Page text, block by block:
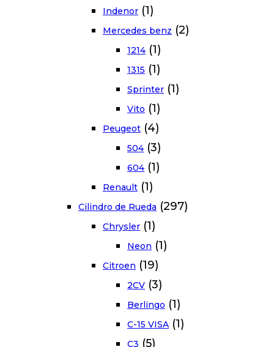
Indenor (1)
Mercedes benz (2)
1214 (1)
1315 (1)
Sprinter (1)
Vito (1)
Peugeot (4)
504 (3)
604 (1)
Renault (1)
Cilindro de Rueda (297)
Chrysler (1)
Neon (1)
Citroen (19)
2CV (3)
Berlingo (1)
C-15 VISA (1)
C3 (5)